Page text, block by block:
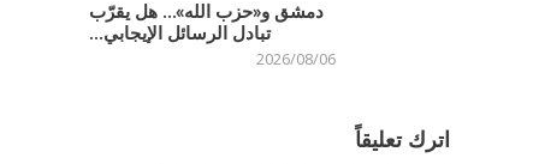
دمشق و«حزب الله»… هل يقرّب
تبادل الرسائل الإيجابي...
2026/08/06
اترك تعليقاً